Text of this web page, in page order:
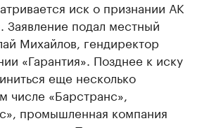
иск о признании АК
подал местный
Михайлов, гендиректор
«Гарантия». Позднее к иску
еще несколько
числе «Барстранс»,
промышленная компания